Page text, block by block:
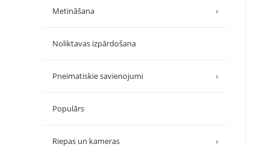
Metināšana ›
Noliktavas izpārdošana
Pneimatiskie savienojumi ›
Populārs
Riepas un kameras ›